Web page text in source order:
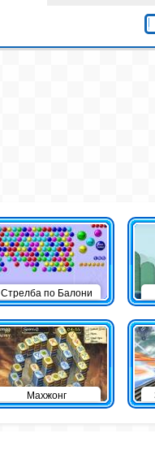
Стрелба по Балони
Махжонг